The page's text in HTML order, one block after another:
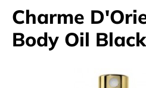
Charme
Body Oil